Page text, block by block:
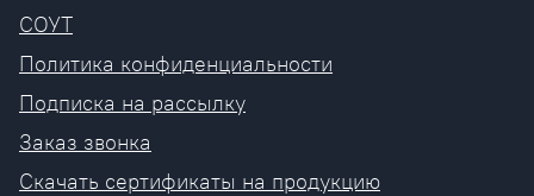
СОУТ
Политика конфиденциальности
Подписка на рассылку
Заказ звонка
Скачать сертификаты на продукцию